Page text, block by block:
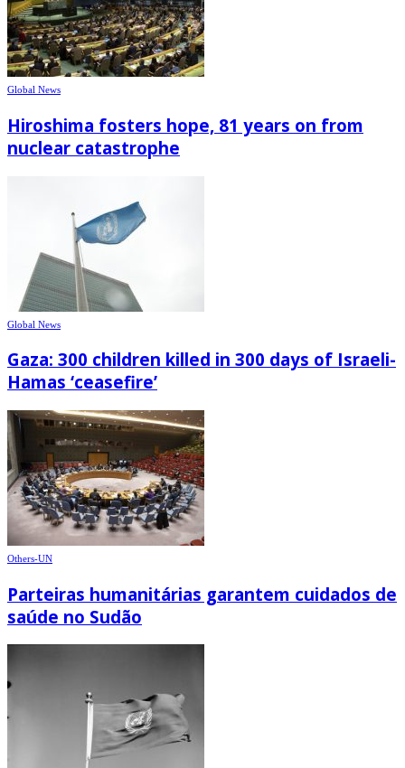
Global News
Hiroshima fosters hope, 81 years on from
nuclear catastrophe
Global News
Gaza: 300 children killed in 300 days of Israeli-
Hamas ‘ceasefire’
Others-UN
Parteiras humanitárias garantem cuidados de
saúde no Sudão